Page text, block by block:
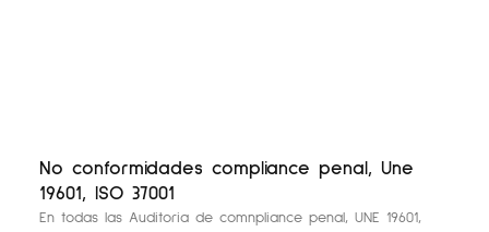
No conformidades compliance penal, Une
19601, ISO 37001
En todas las Auditoria de comnpliance penal, UNE 19601,